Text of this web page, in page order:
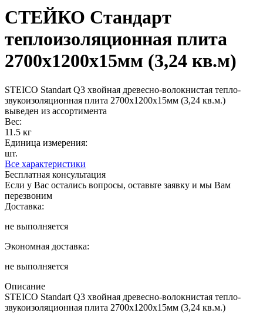
СТЕЙКО Стандарт
теплоизоляционная плита
2700х1200х15мм (3,24 кв.м)
STEICO Standart Q3 хвойная древесно-волокнистая тепло-
звукоизоляционная плита 2700х1200х15мм (3,24 кв.м.)
выведен из ассортимента
Вес:
11.5 кг
Единица измерения:
шт.
Все характеристики
Бесплатная консультация
Если у Вас остались вопросы, оставьте заявку и мы Вам
перезвоним
Доставка:
не выполняется
Экономная доставка:
не выполняется
Описание
STEICO Standart Q3 хвойная древесно-волокнистая тепло-
звукоизоляционная плита 2700х1200х15мм (3,24 кв.м.)